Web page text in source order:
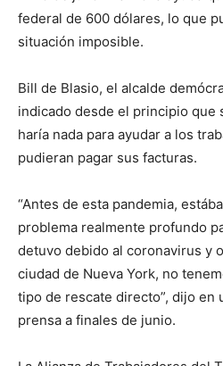
federal de 600 dólares, lo que
situación imposible.
Bill de Blasio, el alcalde
indicado desde el principio que
haría nada para ayudar a los
pudieran pagar sus facturas.
“Antes de esta pandemia,
problema realmente profundo
detuvo debido al coronavirus y
ciudad de Nueva York, no
tipo de rescate directo”, dijo en
prensa a finales de junio.